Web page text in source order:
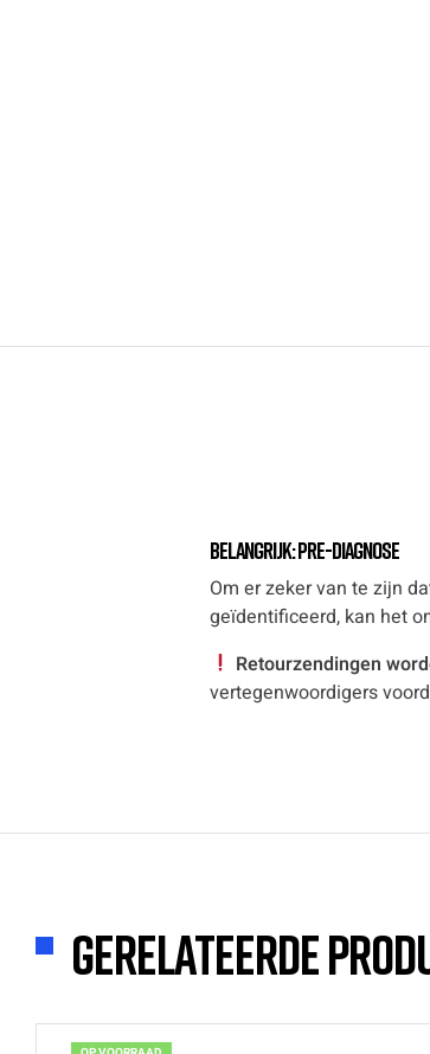
Belangrijk: Pre-diagnose
Om er zeker van te zijn
geïdentificeerd, kan het
Retourzendingen
vertegenwoordigers
Gerelateerde